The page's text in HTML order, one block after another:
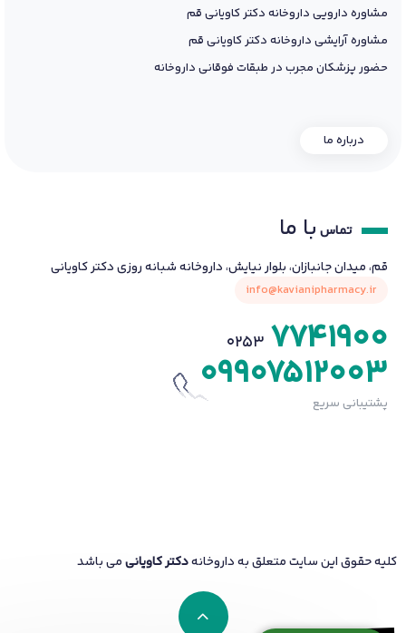
مشاوره دارویی داروخانه دکتر کاویانی قم
مشاوره آرایشی داروخانه دکتر کاویانی قم
حضور پزشکان مجرب در طبقات فوقانی داروخانه
درباره ما
تماس با ما
قم، میدان جانبازان، بلوار نیایش، داروخانه شبانه روزی دکتر کاویانی
info@kavianipharmacy.ir
0253 7741900
09907512003
پشتیبانی سریع
کلیه حقوق این سایت متعلق به داروخانهدکتر کاویانیمی باشد